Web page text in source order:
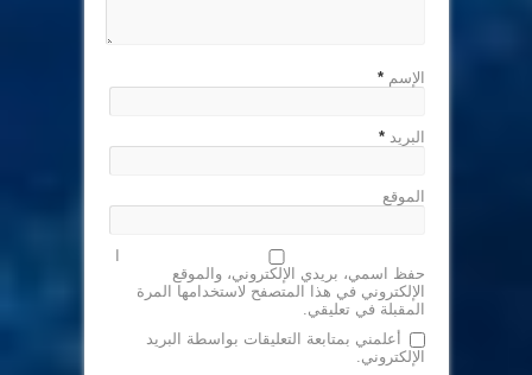
الإسم *
البريد *
الموقع
ا
حفظ اسمي، بريدي الإلكتروني، والموقع
الإلكتروني في هذا المتصفح لاستخدامها المرة
المقبلة في تعليقي.
أعلمني بمتابعة التعليقات بواسطة البريد
الإلكتروني.